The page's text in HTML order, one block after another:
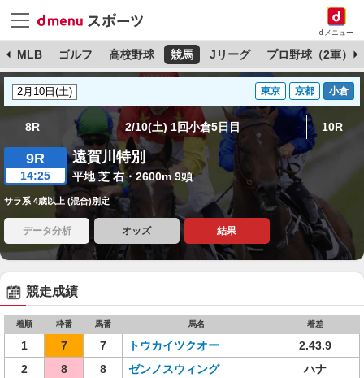
dメニュー
MLB ゴルフ 高校野球 競馬 Jリーグ プロ野球（2軍）
東京 京都 小倉
8R 2/10(土) 1回小倉5日目 10R
9R
14:25
遠賀川特別
平地 芝 右・2600m 9頭
サラ系 4歳以上 (混合)別定
データ分析 オッズ 結果
競走成績
着順 枠番 馬番 馬名 着差
1 7 7 トウカイツクオー
2.43.9
2
8 8 ゼンノスウィング
ハナ